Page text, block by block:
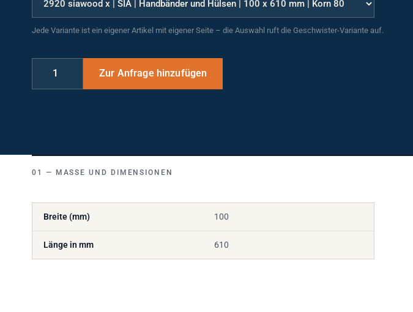
Jede Variante ist ein eigener Artikel mit eigener Seite – die Auswahl ruft die Geschwister-Variante auf.
MASSE UND DIMENSIONEN
Breite (mm) 100
Länge in mm 610